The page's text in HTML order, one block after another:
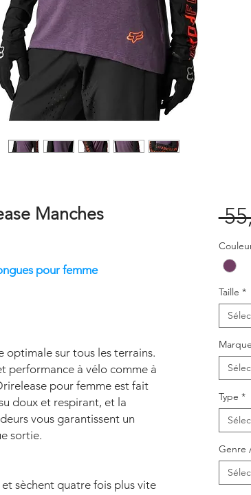
Manches
pour femme
sur tous les terrains.
performance à vélo comme à
pour femme est fait
doux et respirant, et la
vous garantissent un
sortie.
sèchent quatre fois plus vite
Taille *
Marque
Type *
Genre